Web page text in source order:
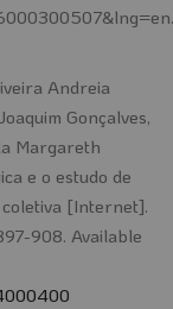
Andreia
Gonçalves,
Margareth
e o estudo de
coletiva [Internet].
908. Available